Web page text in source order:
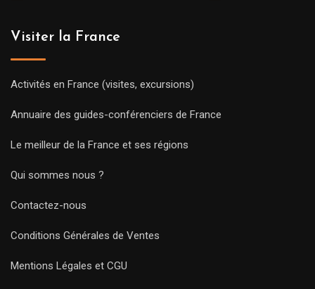
Visiter la France
Activités en France (visites, excursions)
Annuaire des guides-conférenciers de France
Le meilleur de la France et ses régions
Qui sommes nous ?
Contactez-nous
Conditions Générales de Ventes
Mentions Légales et CGU